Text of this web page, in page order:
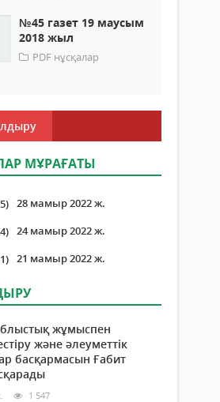
№45 газет 19 маусым
2018 жыл
PDF нұсқалар
МҰРАҒАТЫ
28 мамыр 2022 ж.
24 мамыр 2022 ж.
21 мамыр 2022 ж.
жұмыспен
және әлеуметтік
басқармасын Ғабит
1 547